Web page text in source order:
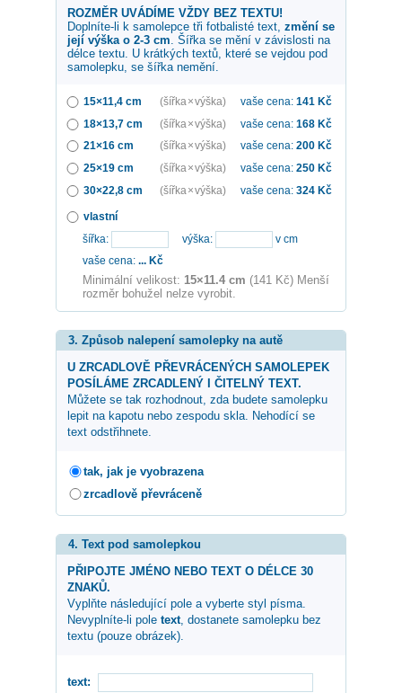
ROZMĚR UVÁDÍME VŽDY BEZ TEXTU!
Doplníte-li k samolepce tři fotbalisté text, změní se
její výška o 2-3 cm . Šířka se mění v závislosti na
délce textu. U krátkých textů, které se vejdou pod
samolepku, se šířka nemění.
15×11,4 cm (šířka × výška) vaše cena: 141 Kč
18×13,7 cm
(šířka × výška) vaše cena: 168 Kč
21×16 cm
(šířka × výška) vaše cena: 200 Kč
25×19 cm
(šířka × výška) vaše cena: 250 Kč
30×22,8 cm
(šířka × výška) vaše cena: 324 Kč
vlastní
šířka:
výška:
v cm
vaše cena: ... Kč
Minimální velikost: 15×11.4 cm (141 Kč) Menší
rozměr bohužel nelze vyrobit.
3. Způsob nalepení samolepky na autě
U ZRCADLOVĚ PŘEVRÁCENÝCH SAMOLEPEK
POSÍLÁME ZRCADLENÝ I ČITELNÝ TEXT.
Můžete se tak rozhodnout, zda budete samolepku
lepit na kapotu nebo zespodu skla. Nehodící se
text odstřihnete.
tak, jak je vyobrazena
zrcadlově převráceně
4. Text pod samolepkou
PŘIPOJTE JMÉNO NEBO TEXT O DÉLCE 30
ZNAKŮ.
Vyplňte následující pole a vyberte styl písma.
Nevyplníte-li pole text, dostanete samolepku bez
textu (pouze obrázek).
text: